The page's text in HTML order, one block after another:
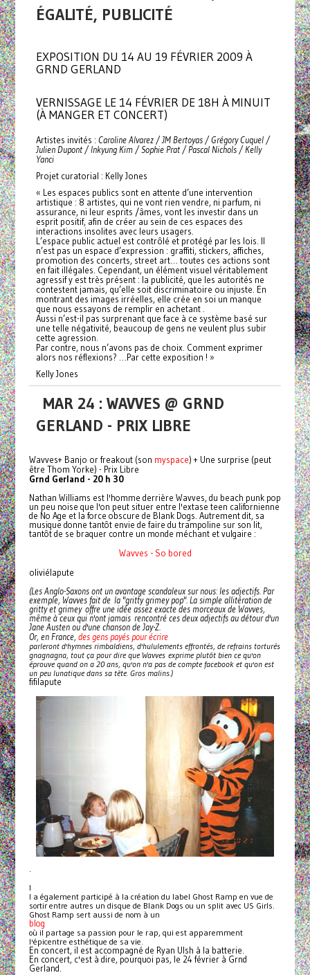
ÉGALITÉ, PUBLICITÉ
EXPOSITION DU 14 AU 19 FÉVRIER 2009 À
GRND GERLAND
VERNISSAGE LE 14 FÉVRIER DE 18H À MINUIT
(À MANGER ET CONCERT)
Artistes invités : Caroline Alvarez / JM Bertoyas / Grégory Cuquel /
Julien Dupont / Inkyung Kim / Sophie Prat / Pascal Nichols / Kelly
Yanci
Projet curatorial : Kelly Jones
« Les espaces publics sont en attente d’une intervention
artistique : 8 artistes, qui ne vont rien vendre, ni parfum, ni
assurance, ni leur esprits /âmes, vont les investir dans un
esprit positif, afin de créer au sein de ces espaces des
interactions insolites avec leurs usagers.
L’espace public actuel est contrôlé et protégé par les lois. Il
n’est pas un espace d’expression : graffiti, stickers, affiches,
promotion des concerts, street art… toutes ces actions sont
en fait illégales. Cependant, un élément visuel véritablement
agressif y est très présent : la publicité, que les autorités ne
contestent jamais, qu’elle soit discriminatoire ou injuste. En
montrant des images irréelles, elle crée en soi un manque
que nous essayons de remplir en achetant .
Aussi n’est-il pas surprenant que face à ce système basé sur
une telle négativité, beaucoup de gens ne veulent plus subir
cette agression.
Par contre, nous n’avons pas de choix. Comment exprimer
alors nos réflexions? …Par cette exposition ! »
Kelly Jones
MAR 24 : WAVVES @ GRND
GERLAND - PRIX LIBRE
Wavves+ Banjo or freakout (son myspace) + Une surprise (peut
être Thom Yorke) - Prix Libre
Grnd Gerland - 20 h 30
Nathan Williams est l'homme derrière Wavves, du beach punk pop
un peu noise que l'on peut situer entre l'extase teen californienne
de No Age et la force obscure de Blank Dogs. Autrement dit, sa
musique donne tantôt envie de faire du trampoline sur son lit,
tantôt de se braquer contre un monde méchant et vulgaire :
Wavves - So bored
oliviélapute
(Les Anglo-Saxons ont un avantage scandaleux sur nous: les adjectifs. Par
exemple, Wavves fait de la "gritty grimey pop". La simple allitération de
gritty et grimey offre une idée assez exacte des morceaux de Wavves,
même à ceux qui n'ont jamais rencontré ces deux adjectifs au détour d'un
Jane Austen ou d'une chanson de Jay-Z.
Or, en France, des gens payés pour écrire
parleront d'hymnes rimbaldiens, d'hululements effrontés, de refrains torturés
gnagnagna, tout ça pour dire que Wavves exprime plutôt bien ce qu'on
éprouve quand on a 20 ans, qu'on n'a pas de compte facebook et qu'on est
un peu lunatique dans sa tête. Gros malins.)
fifilapute
.
I
l a également participé à la création du label Ghost Ramp en vue de
sortir entre autres un disque de Blank Dogs ou un split avec US Girls.
Ghost Ramp sert aussi de nom à un
blog
où il partage sa passion pour le rap, qui est apparemment
l'épicentre esthétique de sa vie.
En concert, il est accompagné de Ryan Ulsh à la batterie.
En concert, c'est à dire, pourquoi pas, le 24 février à Grnd
Gerland.